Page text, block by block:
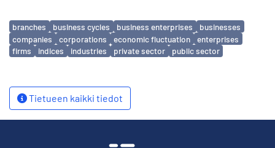
Avainsanat
branches business cycles business enterprises
businesses
companies
corporations economic fluctuation
enterprises
firms
indices industries private sector public sector
Tietueen kaikki tiedot